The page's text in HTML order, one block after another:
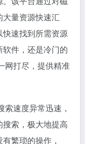
量资源快速汇
速找到所需资源
件，还是冷门的
网打尽，提供精准
速度异常迅速，
索，极大地提高
繁琐的操作，